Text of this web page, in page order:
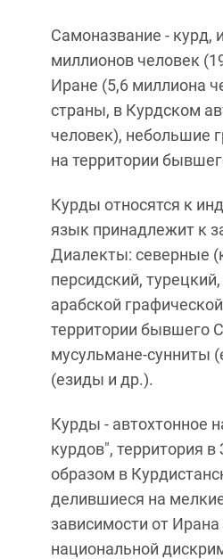
Самоназвание - курд,
миллионов человек
Иране (5,6 миллиона
страны, в Курдском
человек), небольшие
на территории
Курды относятся к
язык принадлежит к
Диалекты: северные
персидский,
арабской
территории бывшего
мусульмане-сунниты
(езиды и др.).
Курды - автохтонное
курдов", территория
образом в
делившиеся на
зависимости от
национальной